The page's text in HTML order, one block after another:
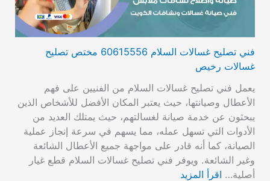
فني تصليح غسالات السلام 60615556 مختص تصليح
غسالات رخيص
يعمل فني تصليح غسالات السلام من الفنيين على فهم
الأعطال وصيانتها، حيث يعتبر المكان الأفضل للأشخاص الذين
يبحثون عن خدمة صيانة لغسالتهم، حيث يمتلك العديد من
الأدوات التي تسهل عمله، مما يسهم في سرعة إنجاز عملية
الصيانة، كما أنه قادر على مواجهة جميع الأعطال الشائعة
وغير الشائعة. ويوفر فني تصليح غسالات السلام قطع غيار
أصلية… اقرأ المزيد